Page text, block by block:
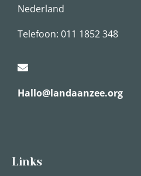
Nederland
Telefoon: 011 1852 348
Hallo@landaanzee.org
Links